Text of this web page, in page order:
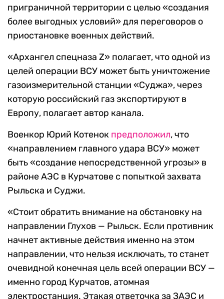
приграничной территории с целью «создания
более выгодных условий» для переговоров о
приостановке военных действий.
«Архангел спецназа Z» полагает, что одной из
целей операции ВСУ может быть уничтожение
газоизмерительной станции «Суджа», через
которую российский газ экспортируют в
Европу, полагает автор канала.
Военкор Юрий Котенок предположил, что
«направлением главного удара ВСУ» может
быть «создание непосредственной угрозы» в
районе АЭС в Курчатове с попыткой захвата
Рыльска и Суджи.
«Стоит обратить внимание на обстановку на
направлении Глухов — Рыльск. Если противник
начнет активные действия именно на этом
направлении, что нельзя исключать, то станет
очевидной конечная цель всей операции ВСУ —
именно город Курчатов, атомная
электростанция. Этакая ответочка за ЗАЭС и